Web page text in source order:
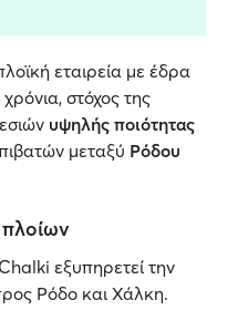
εταιρεία με έδρα
στόχος της
υψηλής ποιότητας
μεταξύ Ρόδου
εξυπηρετεί την
Ρόδο και Χάλκη.